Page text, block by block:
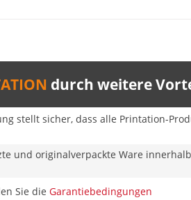
durch weitere
stellt sicher, dass alle Printation-
und originalverpackte Ware
Sie die Garantiebedingungen